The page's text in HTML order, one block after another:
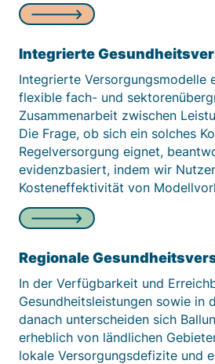
Integrierte
Integrierte Versorgungsmodelle
flexible fach- und
Zusammenarbeit zwischen
Die Frage, ob sich ein solches
Regelversorgung eignet,
evidenzbasiert, indem wir
Kosteneffektivität von
Regionale
In der Verfügbarkeit und
Gesundheitsleistungen sowie in
danach unterscheiden sich
erheblich von ländlichen
lokale Versorgungsdefizite und
MATOMO_SESSID
Matomo
Zweck:
Benutzer Tracking
Cookie Laufzeit:
14d
Matomo Sprache
matomo_lang
Anbieter:
Matomo
Zweck:
Sprache des Benutzers